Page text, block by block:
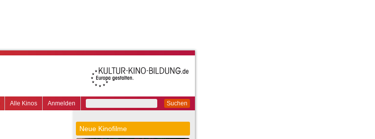
Suchen
Anmelden
Alle Kinos
Neue Kinofilme